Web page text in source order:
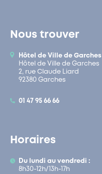
Nous trouver
Hôtel de Ville de Garches
Hôtel de Ville de Garches
2, rue Claude Liard
92380 Garches
01 47 95 66 66
Horaires
Du lundi au vendredi :
8h30-12h/13h-17h